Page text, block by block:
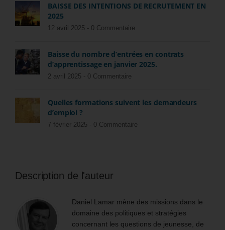
BAISSE DES INTENTIONS DE RECRUTEMENT EN
2025
12 avril 2025 - 0 Commentaire
Baisse du nombre d’entrées en contrats
d’apprentissage en janvier 2025.
2 avril 2025 - 0 Commentaire
Quelles formations suivent les demandeurs
d’emploi ?
7 février 2025 - 0 Commentaire
Description de l'auteur
Daniel Lamar mène des missions dans le
domaine des politiques et stratégies
concernant les questions de jeunesse, de